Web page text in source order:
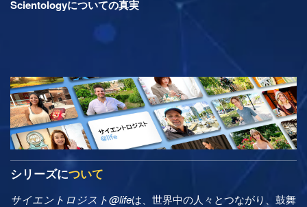
Scientologyについての真実
シリーズについて
サイエントロジスト@lifeは、世界中の人々とつながり、鼓舞